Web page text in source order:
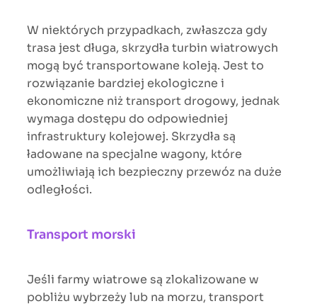
W niektórych przypadkach, zwłaszcza gdy
trasa jest długa, skrzydła turbin wiatrowych
mogą być transportowane koleją. Jest to
rozwiązanie bardziej ekologiczne i
ekonomiczne niż transport drogowy, jednak
wymaga dostępu do odpowiedniej
infrastruktury kolejowej. Skrzydła są
ładowane na specjalne wagony, które
umożliwiają ich bezpieczny przewóz na duże
odległości.
Transport morski
Jeśli farmy wiatrowe są zlokalizowane w
pobliżu wybrzeży lub na morzu, transport